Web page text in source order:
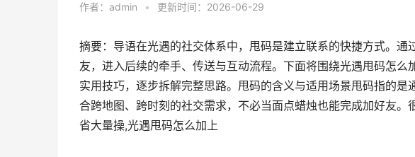
作者： admin • 更新时间：2026-06-29
摘要：导语在光遇的社交体系中，甩码是建立联系的快捷方式。
友，进入后续的牵手、传送与互动流程。下面将围绕光遇甩码怎
实用技巧，逐步拆解完整思路。甩码的含义与适用场景甩码指的
合跨地图、跨时刻的社交需求，不必当面点蜡烛也能完成加好友
省大量操,光遇甩码怎么加上